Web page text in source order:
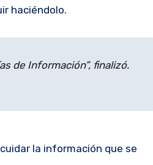
haciéndolo.
de Información”, finalizó.
la información que se